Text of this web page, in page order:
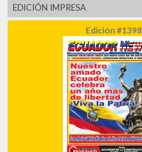
EDICIÓN IMPRESA
Edición #1398